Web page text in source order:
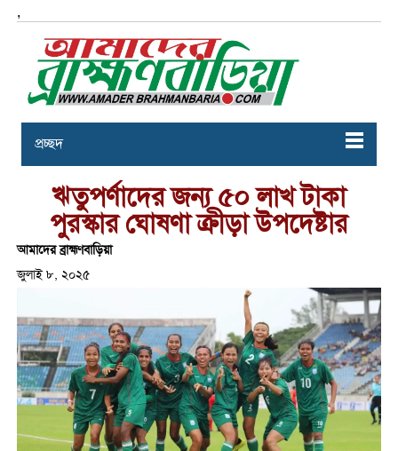
,
প্রচ্ছদ
ঋতুপর্ণাদের জন্য ৫০ লাখ টাকা
পুরস্কার ঘোষণা ক্রীড়া উপদেষ্টার
আমাদের ব্রাহ্মণবাড়িয়া
জুলাই ৮, ২০২৫